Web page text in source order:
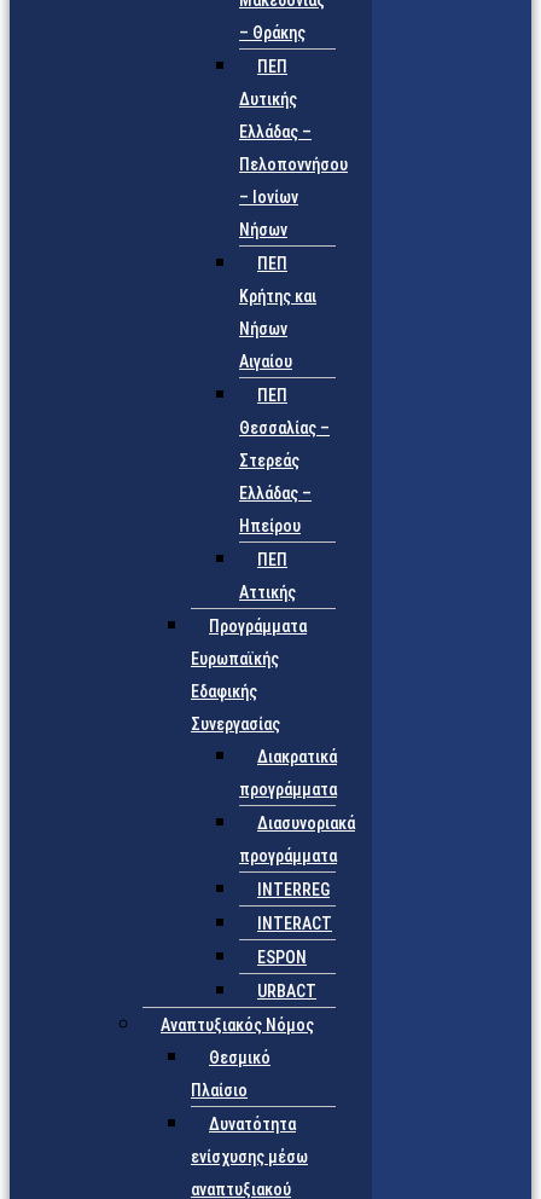
– Θράκης
ΠΕΠ
Δυτικής
Ελλάδας –
Πελοποννήσου
– Ιονίων
Νήσων
ΠΕΠ
Κρήτης και
Νήσων
Αιγαίου
ΠΕΠ
Θεσσαλίας –
Στερεάς
Ελλάδας –
Ηπείρου
ΠΕΠ
Αττικής
Προγράμματα
Ευρωπαϊκής
Εδαφικής
Συνεργασίας
Διακρατικά
προγράμματα
Διασυνοριακά
προγράμματα
INTERREG
INTERACT
ESPON
URBACT
Αναπτυξιακός Νόμος
Θεσμικό
Πλαίσιο
Δυνατότητα
ενίσχυσης μέσω
αναπτυξιακού